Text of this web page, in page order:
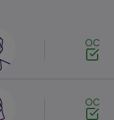
OC
OC